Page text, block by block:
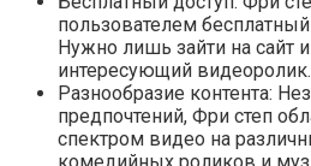
пользователем
Нужно лишь зайти на сайт
интересующий видеоролик.
Разнообразие контента:
предпочтений, Фри степ
спектром видео на